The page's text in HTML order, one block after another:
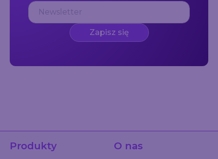
Zapisz się
Produkty O nas